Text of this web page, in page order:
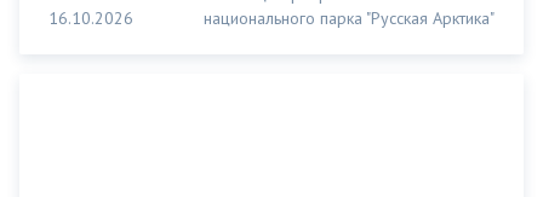
16.10.2026
национального парка "Русская Арктика"